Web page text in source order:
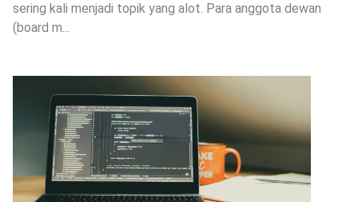
sering kali menjadi topik yang alot. Para anggota dewan
(board m...